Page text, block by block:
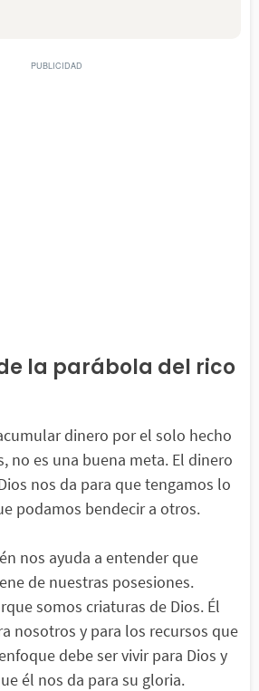
la parábola del rico
dinero por el solo hecho
no es una buena meta. El dinero
nos da para que tengamos lo
podamos bendecir a otros.
nos ayuda a entender que
de nuestras posesiones.
somos criaturas de Dios. Él
nosotros y para los recursos que
debe ser vivir para Dios y
él nos da para su gloria.